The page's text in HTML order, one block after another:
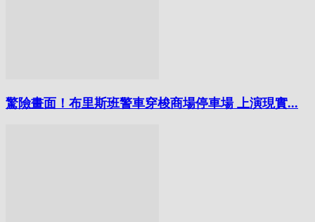
驚險畫面！布里斯班警車穿梭商場停車場 上演現實...